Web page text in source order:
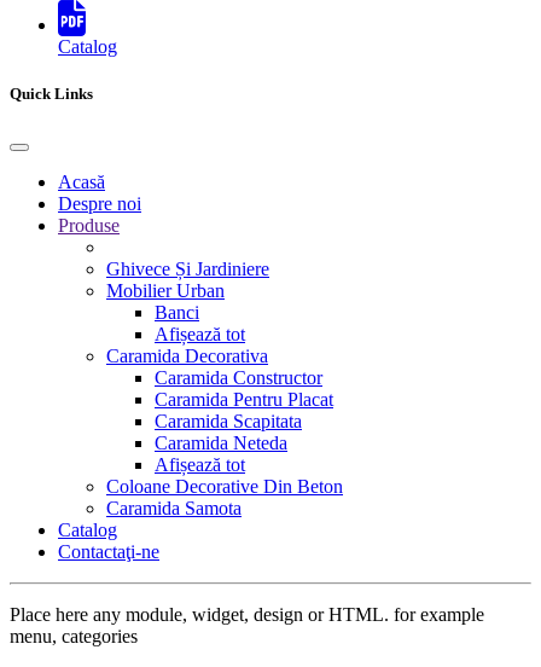
Catalog
Quick Links
Acasă
Despre noi
Produse
Ghivece Și Jardiniere
Mobilier Urban
Banci
Afișează tot
Caramida Decorativa
Caramida Constructor
Caramida Pentru Placat
Caramida Scapitata
Caramida Neteda
Afișează tot
Coloane Decorative Din Beton
Caramida Samota
Catalog
Contactaţi-ne
Place here any module, widget, design or HTML. for example
menu, categories